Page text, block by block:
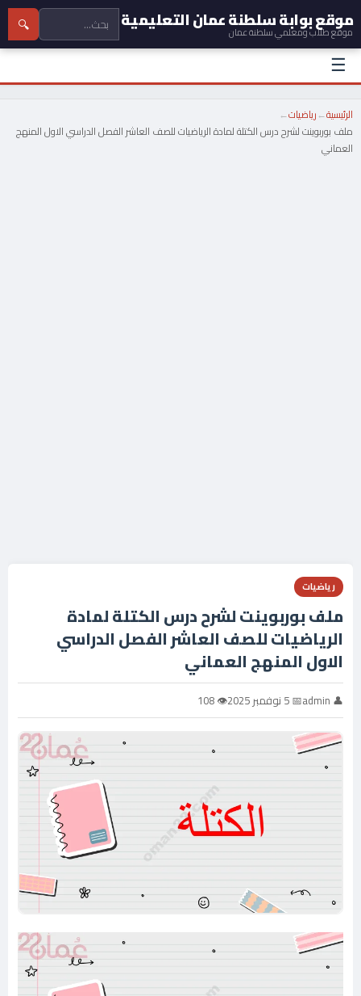
موقع بوابة سلطنة عمان التعليمية
موقع طلاب ومعلمي سلطنة عمان 🔍
☰
الرئيسية←رياضيات←
ملف بوربوينت لشرح درس الكتلة لمادة الرياضيات للصف العاشر الفصل الدراسي الاول المنهج
العماني
رياضيات
ملف بوربوينت لشرح درس الكتلة لمادة
الرياضيات للصف العاشر الفصل الدراسي
الاول المنهج العماني
👤 admin 📅 5 نوفمبر 2025 👁 108